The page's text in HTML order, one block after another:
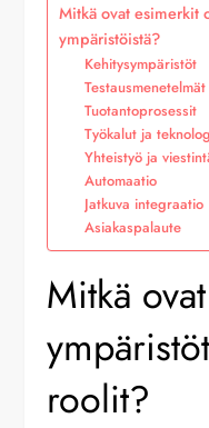
Mitkä ovat esimerkit
ympäristöistä?
Kehitysympäristöt
Testausmenetelmät
Tuotantoprosessit
Työkalut ja
Yhteistyö ja
Automaatio
Jatkuva integraatio
Asiakaspalaute
Mitkä
roolit?